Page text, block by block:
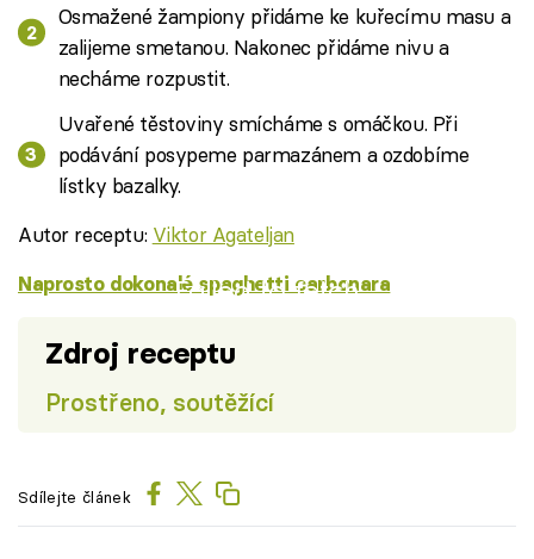
Osmažené žampiony přidáme ke kuřecímu masu a
zalijeme smetanou. Nakonec přidáme nivu a
necháme rozpustit.
Uvařené těstoviny smícháme s omáčkou. Při
podávání posypeme parmazánem a ozdobíme
lístky bazalky.
Autor receptu: Viktor Agateljan
Failed to fetch
Naprosto dokonalé spaghetti carbonara
Zdroj receptu
Prostřeno, soutěžící
Sdílejte článek